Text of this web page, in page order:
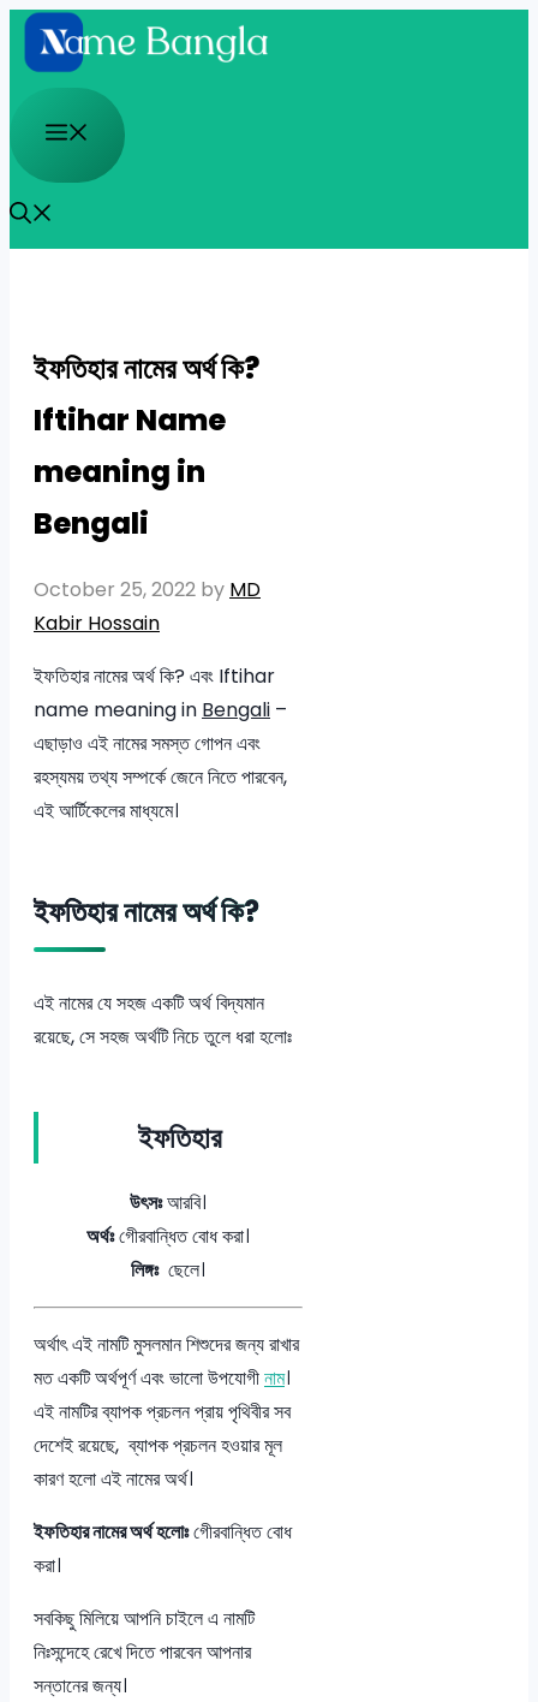
Skip
to
content
Menu
ইফতিহার নামের অর্থ কি?
Iftihar Name
meaning in
Bengali
October 25, 2022 by MD
Kabir Hossain
ইফতিহার নামের অর্থ কি? এবং Iftihar
name meaning in Bengali –
এছাড়াও এই নামের সমস্ত গোপন এবং
রহস্যময় তথ্য সম্পর্কে জেনে নিতে পারবেন,
এই আর্টিকেলের মাধ্যমে।
ইফতিহার নামের অর্থ কি?
এই নামের যে সহজ একটি অর্থ বিদ্যমান
রয়েছে, সে সহজ অর্থটি নিচে তুলে ধরা হলোঃ
ইফতিহার
উৎসঃআরবি।
অর্থঃগেীরবান্ধিত বোধ করা।
লিঙ্গঃছেলে।
অর্থাৎ এই নামটি মুসলমান শিশুদের জন্য রাখার
মত একটি অর্থপূর্ণ এবং ভালো উপযোগীনাম।
এই নামটির ব্যাপক প্রচলন প্রায় পৃথিবীর সব
দেশেই রয়েছে, ব্যাপক প্রচলন হওয়ার মূল
কারণ হলো এই নামের অর্থ।
ইফতিহার নামের অর্থ হলোঃগেীরবান্ধিত বোধ
করা।
সবকিছু মিলিয়ে আপনি চাইলে এ নামটি
নিঃসন্দেহে রেখে দিতে পারবেন আপনার
সন্তানের জন্য।